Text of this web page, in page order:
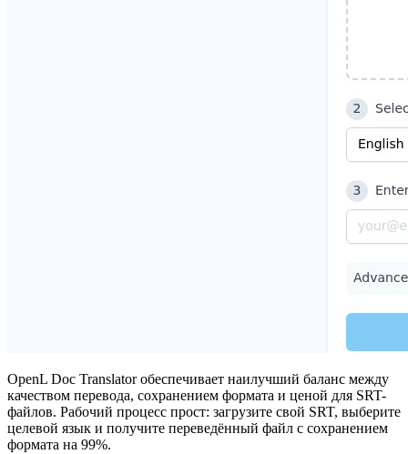
OpenL Doc Translator обеспечивает наилучший баланс между
качеством перевода, сохранением формата и ценой для SRT-
файлов. Рабочий процесс прост: загрузите свой SRT, выберите
целевой язык и получите переведённый файл с сохранением
формата на 99%.